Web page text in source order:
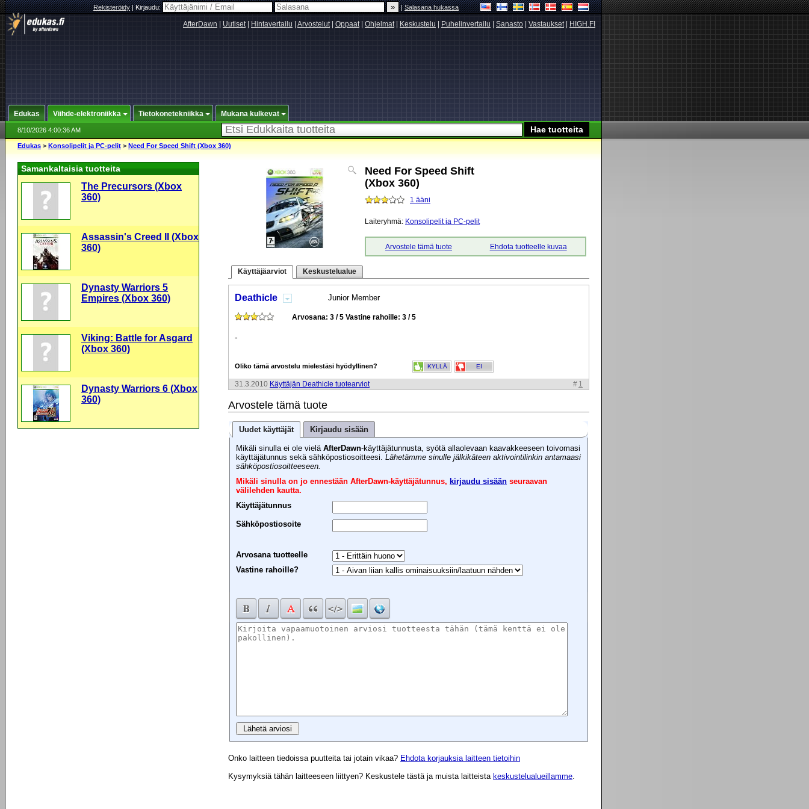
Rekisteröidy|Kirjaudu: |Salasana hukassa
AfterDawn Uutiset| Hintavertailu Arvostelut| Oppaat| Ohjelmat| Keskustelu Puhelinvertailu Sanasto Vastaukset| HIGH.FI
Edukas Viihde-elektroniikka Tietokonetekniikka Mukana kulkevat
8/10/2026 4:00:36 AM
Edukas > Konsolipelit ja PC-pelit > Need For Speed Shift (Xbox 360)
Need For Speed Shift
(Xbox 360)
1 ääni
Laiteryhmä: Konsolipelit ja PC-pelit
Arvostele tämä tuote Ehdota tuotteelle kuvaa
Käyttäjäarviot Keskustelualue
Deathicle Junior Member
Arvosana: 3 / 5 Vastine rahoille: 3 / 5
-
Oliko tämä arvostelu mielestäsi hyödyllinen? KYLLÄ EI
# 1
31.3.2010 Käyttäjän Deathicle tuotearviot
Arvostele tämä tuote
Uudet käyttäjät Kirjaudu sisään
Mikäli sinulla ei ole vielä AfterDawn-käyttäjätunnusta, syötä allaolevaan kaavakkeeseen toivomasi
käyttäjätunnus sekä sähköpostiosoitteesi. Lähetämme sinulle jälkikäteen aktivointilinkin antamaasi
sähköpostiosoitteeseen.
Mikäli sinulla on jo ennestään AfterDawn-käyttäjätunnus, kirjaudu sisään seuraavan
välilehden kautta.
Käyttäjätunnus
Sähköpostiosoite
Arvosana tuotteelle
Vastine rahoille?
Onko laitteen tiedoissa puutteita tai jotain vikaa? Ehdota korjauksia laitteen tietoihin
Kysymyksiä tähän laitteeseen liittyen? Keskustele tästä ja muista laitteista keskustelualueillamme
Samankaltaisia tuotteita
The Precursors (Xbox
360)
Assassin's Creed II (Xbox
360)
Dynasty Warriors 5
Empires (Xbox 360)
Viking: Battle for Asgard
(Xbox 360)
Dynasty Warriors 6 (Xbox
360)